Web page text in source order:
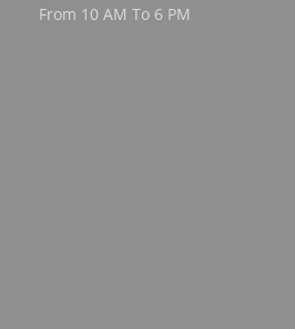
From 10 AM To 6 PM